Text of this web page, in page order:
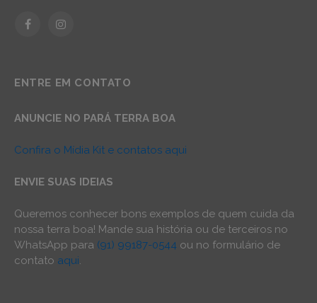
FacebookInstagram
ENTRE EM CONTATO
ANUNCIE NO PARÁ TERRA BOA
Confira o Mídia Kit e contatos aqui
ENVIE SUAS IDEIAS
Queremos conhecer bons exemplos de quem cuida da
nossa terra boa! Mande sua história ou de terceiros no
WhatsApp para (91) 99187-0544 ou no formulário de
contato aqui.